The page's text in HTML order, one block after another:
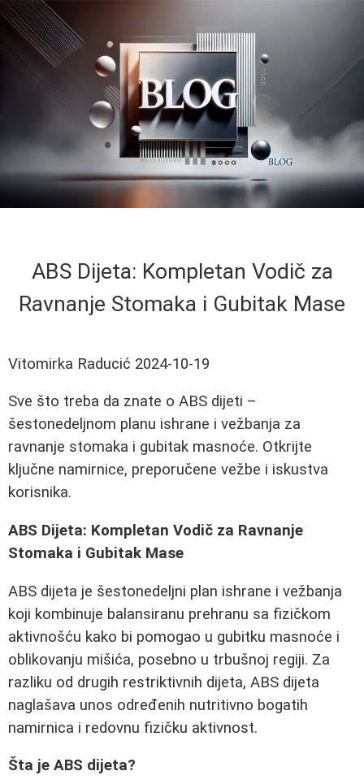
ABS Dijeta: Kompletan Vodič za
Ravnanje Stomaka i Gubitak Mase
Vitomirka Raducić 2024-10-19
Sve što treba da znate o ABS dijeti –
šestonedeljnom planu ishrane i vežbanja za
ravnanje stomaka i gubitak masnoće. Otkrijte
ključne namirnice, preporučene vežbe i iskustva
korisnika.
ABS Dijeta: Kompletan Vodič za Ravnanje
Stomaka i Gubitak Mase
ABS dijeta je šestonedeljni plan ishrane i vežbanja
koji kombinuje balansiranu prehranu sa fizičkom
aktivnošću kako bi pomogao u gubitku masnoće i
oblikovanju mišića, posebno u trbušnoj regiji. Za
razliku od drugih restriktivnih dijeta, ABS dijeta
naglašava unos određenih nutritivno bogatih
namirnica i redovnu fizičku aktivnost.
Šta je ABS dijeta?